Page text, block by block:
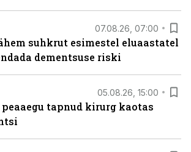
07.08.26, 07:00
suhkrut esimestel eluaastatel
dementsuse riski
05.08.26, 15:00
tapnud kirurg kaotas